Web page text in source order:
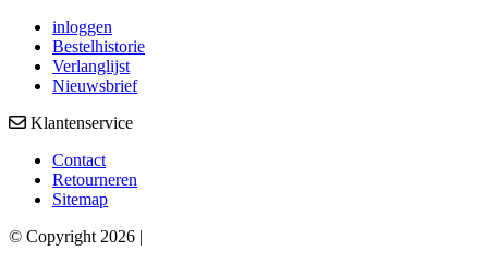
inloggen
Bestelhistorie
Verlanglijst
Nieuwsbrief
Klantenservice
Contact
Retourneren
Sitemap
© Copyright 2026 |